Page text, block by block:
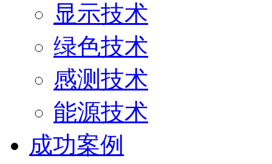
显示技术
绿色技术
感测技术
能源技术
成功案例